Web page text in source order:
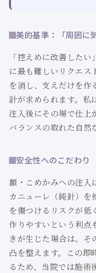
美的基準：「周囲に
「控えめに改善した
に最も難しいリクエス
を消し、支えだけを
計が求められます。私
注入後にその場で仕上
バランスの取れた自然
安全性へのこだわり
額・こめかみへの注入
カニューレ（鈍針）を
を傷つけるリスクが低
作りやすいという利点
きが生じた場合は、そ
凸を整えます。この即
るため、当院では施術